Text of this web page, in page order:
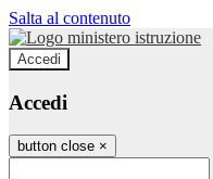
Salta al contenuto
Accedi
Accedi
button close ×